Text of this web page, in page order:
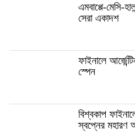
এমবাপ্পে-মেসি-
সেরা একাদশ
ফাইনালে
স্পেন
বিশ্বকাপ
স্বপ্নের